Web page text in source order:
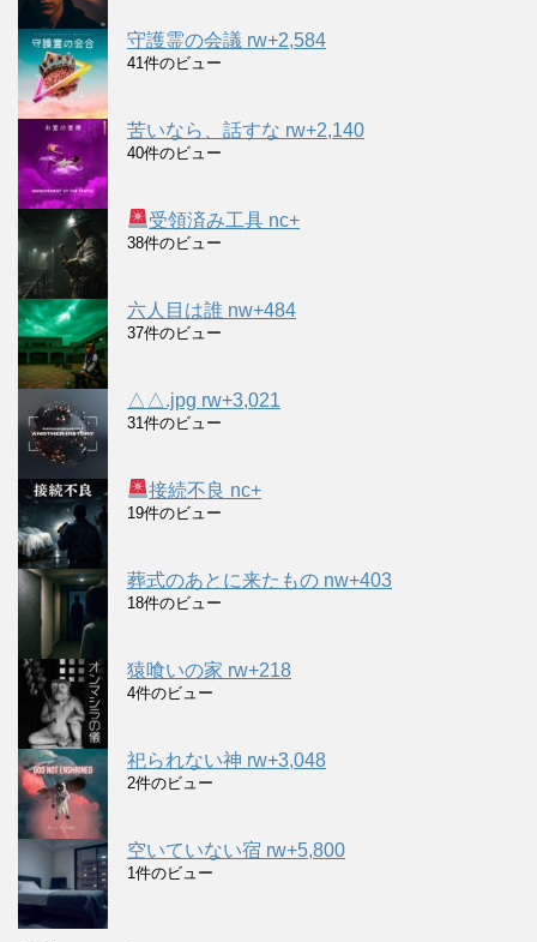
守護霊の会議 rw+2,584
41件のビュー
苦いなら、話すな rw+2,140
40件のビュー
受領済み工具 nc+
38件のビュー
六人目は誰 nw+484
37件のビュー
△△.jpg rw+3,021
31件のビュー
接続不良 nc+
19件のビュー
葬式のあとに来たもの nw+403
18件のビュー
猿喰いの家 rw+218
4件のビュー
祀られない神 rw+3,048
2件のビュー
空いていない宿 rw+5,800
1件のビュー